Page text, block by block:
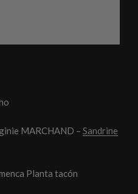
MARCHAND – Sandrine
Planta tacón